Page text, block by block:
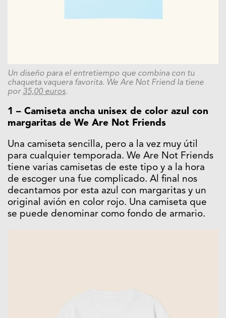
Un diseño para el entretiempo que combina con tu
chaqueta vaquera favorita. We Are Not Friend la tiene
por 35,00 euros.
1 – Camiseta ancha unisex de color azul con
margaritas de We Are Not Friends
Una camiseta sencilla, pero a la vez muy útil
para cualquier temporada. We Are Not Friends
tiene varias camisetas de este tipo y a la hora
de escoger una fue complicado. Al final nos
decantamos por esta azul con margaritas y un
original avión en color rojo. Una camiseta que
se puede denominar como fondo de armario.